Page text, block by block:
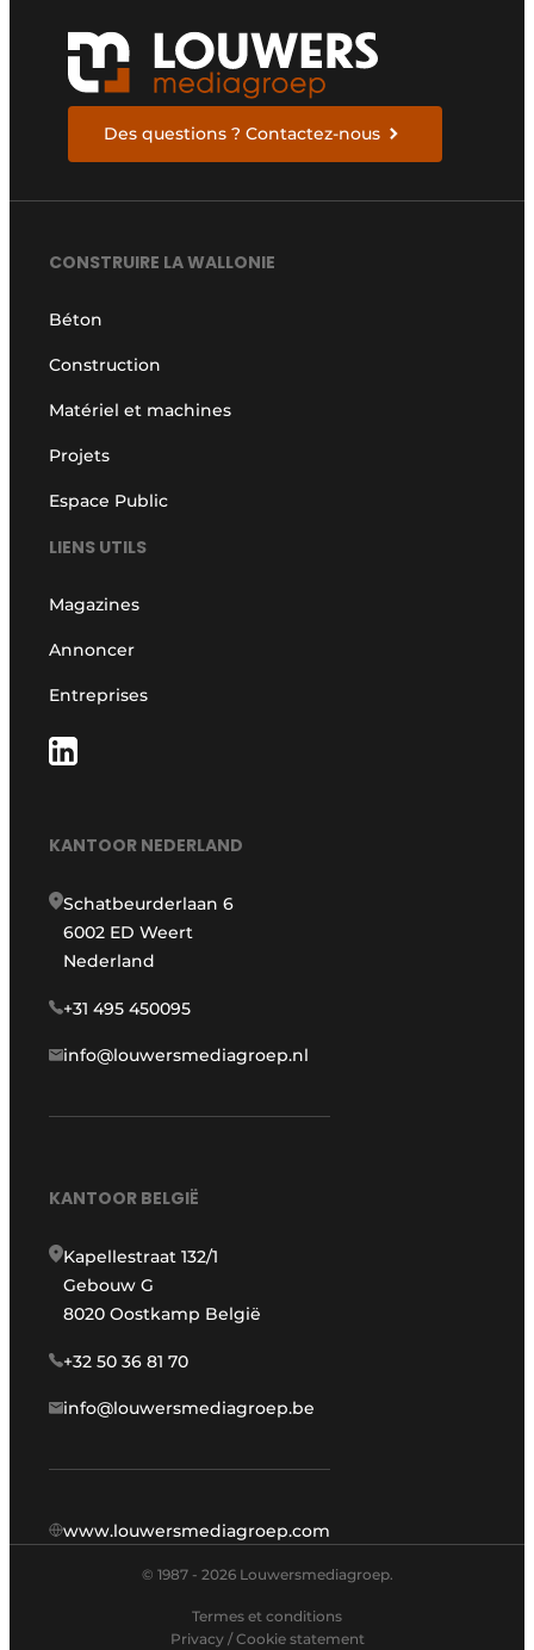
Des questions ? Contactez-nous
CONSTRUIRE LA WALLONIE
Béton
Construction
Matériel et machines
Projets
Espace Public
LIENS UTILS
Magazines
Annoncer
Entreprises
KANTOOR NEDERLAND
Schatbeurderlaan 6
6002 ED Weert
Nederland
+31 495 450095
info@louwersmediagroep.nl
KANTOOR BELGIË
Kapellestraat 132/1
Gebouw G
8020 Oostkamp België
+32 50 36 81 70
info@louwersmediagroep.be
www.louwersmediagroep.com
© 1987 - 2026 Louwersmediagroep.
Termes et conditions
Privacy / Cookie statement